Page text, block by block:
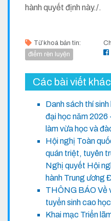
hành quyết định này./.
Từ khoá bản tin:
điểm rèn luyện
Các bài viết khác
Danh sách thí
đại học năm
làm vừa học và
Hội nghị Toàn
quán triệt, tuyên
Nghị quyết Hội
hành Trung ương
THÔNG BÁO Về
tuyển sinh cao
Khai mạc Triển